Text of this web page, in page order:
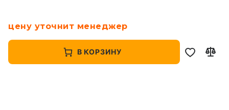
цену уточнит менеджер
В КОРЗИНУ